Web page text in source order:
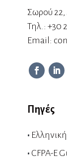
Σωρού 22,
Τηλ.: +30
Εmail:
Πηγές
•
• CFPA-E